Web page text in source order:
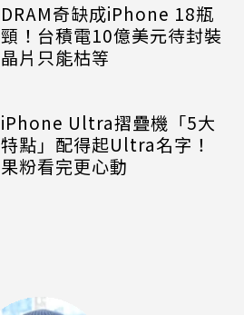
DRAM奇缺成iPhone 18瓶
頸！台積電10億美元待封裝
晶片只能枯等
iPhone Ultra摺疊機「5大
特點」配得起Ultra名字！
果粉看完更心動